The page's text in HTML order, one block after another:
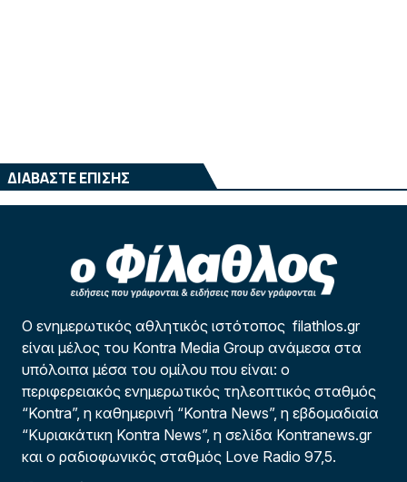
ΔΙΑΒΑΣΤΕ ΕΠΙΣΗΣ
Ο ενημερωτικός αθλητικός ιστότοπος filathlos.gr
είναι μέλος του Kontra Media Group ανάμεσα στα
υπόλοιπα μέσα του ομίλου που είναι: ο
περιφερειακός ενημερωτικός τηλεοπτικός σταθμός
“Kontra”, η καθημερινή “Kontra News”, η εβδομαδιαία
“Κυριακάτικη Kontra News”, η σελίδα Kontranews.gr
και ο ραδιοφωνικός σταθμός Love Radio 97,5.